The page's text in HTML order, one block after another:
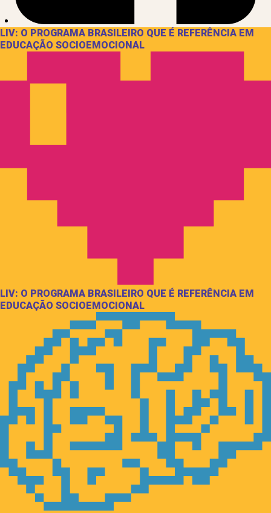
LIV: O PROGRAMA BRASILEIRO QUE É REFERÊNCIA EM
EDUCAÇÃO SOCIOEMOCIONAL
LIV: O PROGRAMA BRASILEIRO QUE É REFERÊNCIA EM
EDUCAÇÃO SOCIOEMOCIONAL